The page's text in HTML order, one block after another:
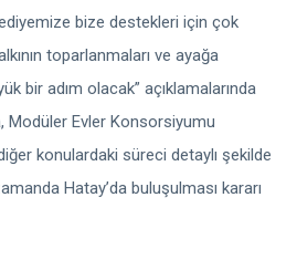
bize destekleri için çok
toparlanmaları ve ayağa
bir adım olacak” açıklamalarında
Modüler Evler Konsorsiyumu
konulardaki süreci detaylı şekilde
Hatay’da buluşulması kararı